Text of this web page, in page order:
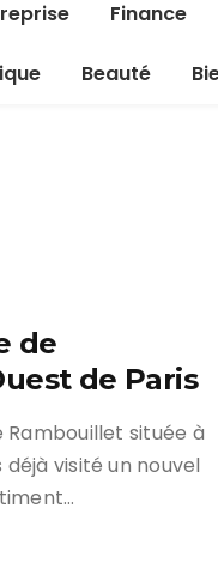
Finance
Beauté
de
de Paris
située à
déjà visité un nouvel